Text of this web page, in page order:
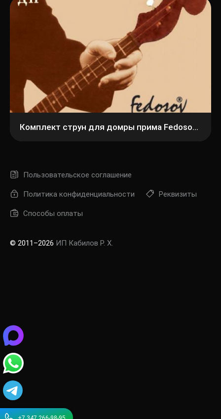
Комплект струн для домры прима Fedosov ДП
Пользовательское соглашение
Политика конфиденциальности Реквизиты
Способы оплаты
© 2011–2026 ИП Кабилов Р. Х.